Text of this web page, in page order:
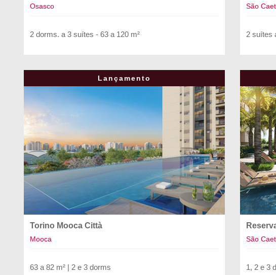
Osasco
2 dorms. a 3 suítes - 63 a 120 m²
São
2 suítes
Lançamento
Torino Mooca Città
Mooca
63 a 82 m² | 2 e 3 dorms
São
1, 2 e 3